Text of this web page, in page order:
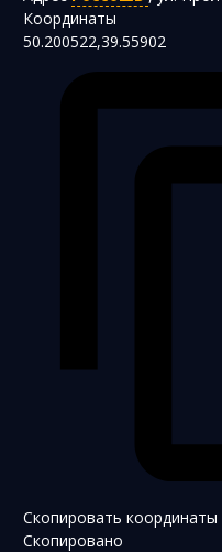
Координаты
50.200522,39.55902
Скопировать координаты
Скопировано